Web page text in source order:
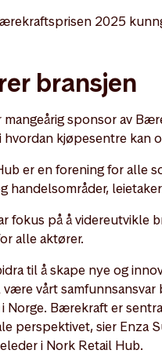
2025
bransjen
mangeårig sponsor av
hvordan kjøpesentre kan
er en forening for alle
handelsområder,
fokus på å videreutvikle
alle aktører.
til å skape nye og
være vårt
Norge. Bærekraft er
perspektivet, sier Enza
i Nork Retail Hub.